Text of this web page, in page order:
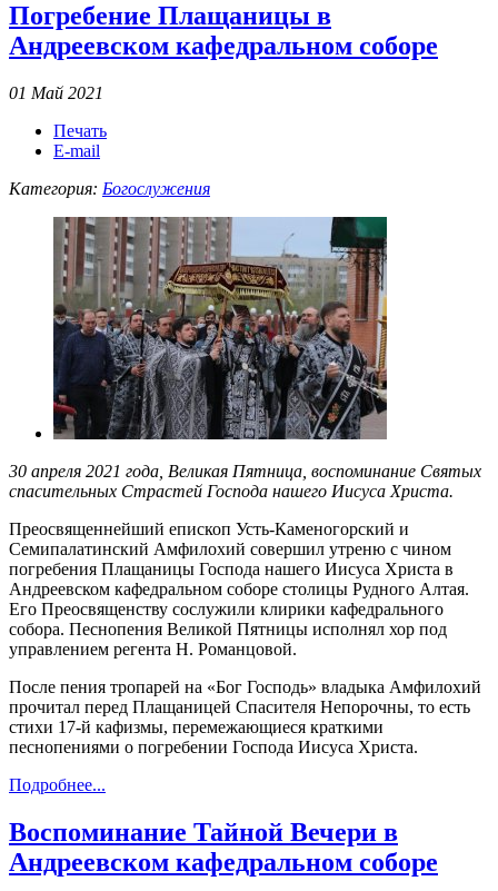
Погребение Плащаницы в
Андреевском кафедральном соборе
01 Май 2021
Печать
E-mail
Категория: Богослужения
30 апреля 2021 года, Великая Пятница, воспоминание Святых
спасительных Страстей Господа нашего Иисуса Христа.
Преосвященнейший епископ Усть-Каменогорский и
Семипалатинский Амфилохий совершил утреню с чином
погребения Плащаницы Господа нашего Иисуса Христа в
Андреевском кафедральном соборе столицы Рудного Алтая.
Его Преосвященству сослужили клирики кафедрального
собора. Песнопения Великой Пятницы исполнял хор под
управлением регента Н. Романцовой.
После пения тропарей на «Бог Господь» владыка Амфилохий
прочитал перед Плащаницей Спасителя Непорочны, то есть
стихи 17-й кафизмы, перемежающиеся краткими
песнопениями о погребении Господа Иисуса Христа.
Подробнее...
Воспоминание Тайной Вечери в
Андреевском кафедральном соборе